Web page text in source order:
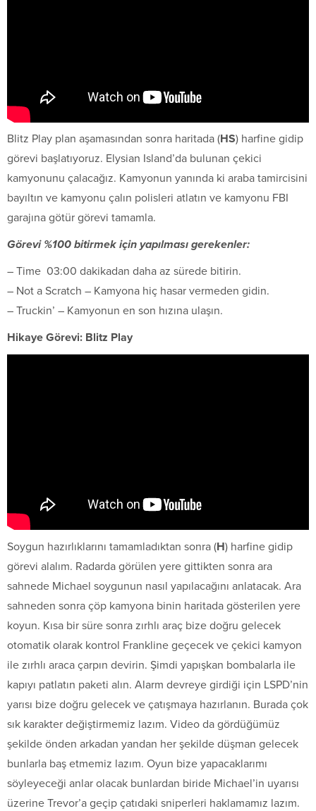
Blitz Play plan aşamasından sonra haritada (HS) harfine gidip
görevi başlatıyoruz. Elysian Island’da bulunan çekici
kamyonunu çalacağız. Kamyonun yanında ki araba tamircisini
bayıltın ve kamyonu çalın polisleri atlatın ve kamyonu FBI
garajına götür görevi tamamla.
Görevi %100 bitirmek için yapılması gerekenler:
– Time  03:00 dakikadan daha az sürede bitirin.
– Not a Scratch – Kamyona hiç hasar vermeden gidin.
– Truckin’ – Kamyonun en son hızına ulaşın.
Hikaye Görevi: Blitz Play
Soygun hazırlıklarını tamamladıktan sonra (H) harfine gidip
görevi alalım. Radarda görülen yere gittikten sonra ara
sahnede Michael soygunun nasıl yapılacağını anlatacak. Ara
sahneden sonra çöp kamyona binin haritada gösterilen yere
koyun. Kısa bir süre sonra zırhlı araç bize doğru gelecek
otomatik olarak kontrol Frankline geçecek ve çekici kamyon
ile zırhlı araca çarpın devirin. Şimdi yapışkan bombalarla ile
kapıyı patlatın paketi alın. Alarm devreye girdiği için LSPD’nin
yarısı bize doğru gelecek ve çatışmaya hazırlanın. Burada çok
sık karakter değiştirmemiz lazım. Video da gördüğümüz
şekilde önden arkadan yandan her şekilde düşman gelecek
bunlarla baş etmemiz lazım. Oyun bize yapacaklarımı
söyleyeceği anlar olacak bunlardan biride Michael’in uyarısı
üzerine Trevor’a geçip çatıdaki sniperleri haklamamız lazım.